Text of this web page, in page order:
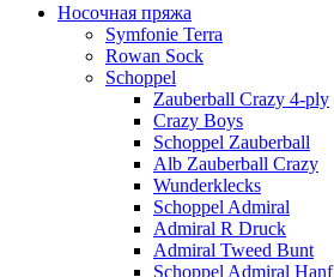
Носочная пряжа
Symfonie Terra
Rowan Sock
Schoppel
Zauberball Crazy 4-ply
Crazy Boys
Schoppel Zauberball
Alb Zauberball Crazy
Wunderklecks
Schoppel Admiral
Admiral R Druck
Admiral Tweed Bunt
Schoppel Admiral Hanf